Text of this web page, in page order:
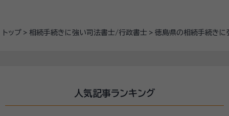
トップ 相続手続きに強い司法書士/行政書士 徳島県の相続手続き
人気記事ランキング